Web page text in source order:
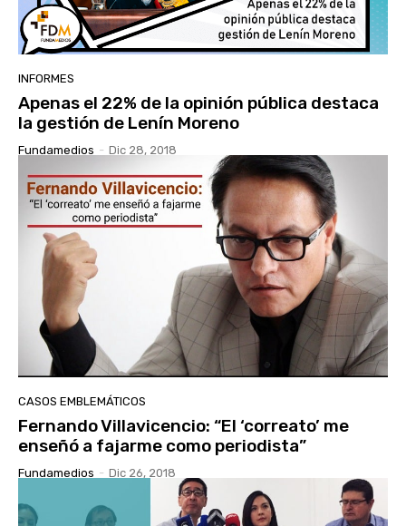
INFORMES
Apenas el 22% de la opinión pública destaca
la gestión de Lenín Moreno
Fundamedios - Dic 28, 2018
CASOS EMBLEMÁTICOS
Fernando Villavicencio: “El ‘correato’ me
enseñó a fajarme como periodista”
Fundamedios - Dic 26, 2018